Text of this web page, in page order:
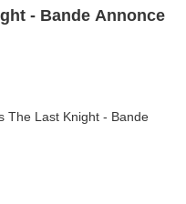
- Bande Annonce